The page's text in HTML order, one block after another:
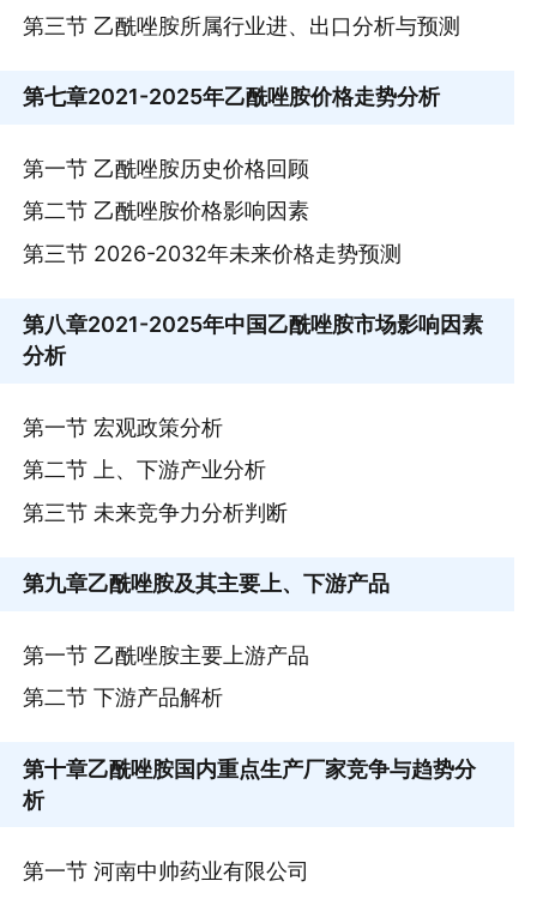
第三节 乙酰唑胺所属行业进、出口分析与预测
第七章2021-2025年乙酰唑胺价格走势分析
第一节 乙酰唑胺历史价格回顾
第二节 乙酰唑胺价格影响因素
第三节 2026-2032年未来价格走势预测
第八章2021-2025年中国乙酰唑胺市场影响因素
分析
第一节 宏观政策分析
第二节 上、下游产业分析
第三节 未来竞争力分析判断
第九章乙酰唑胺及其主要上、下游产品
第一节 乙酰唑胺主要上游产品
第二节 下游产品解析
第十章乙酰唑胺国内重点生产厂家竞争与趋势分
析
第一节 河南中帅药业有限公司